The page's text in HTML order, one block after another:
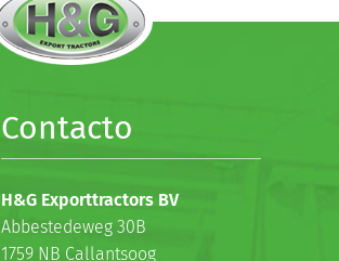
Contacto
H&G Exporttractors BV
Abbestedeweg 30B
1759 NB Callantsoog